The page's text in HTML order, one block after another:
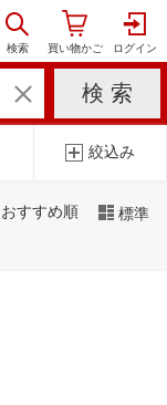
絞込み
おすすめ順 標準